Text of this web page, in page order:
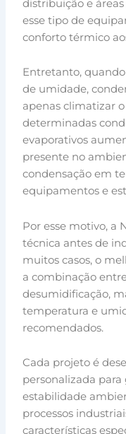
distribuição e
esse tipo de
conforto térmico
Entretanto,
de umidade,
apenas climatizar
determinadas
evaporativos
presente no
condensação em
equipamentos e
Por esse motivo, a
técnica antes de
muitos casos, o
a combinação
desumidificação,
temperatura e
recomendados.
Cada projeto é
personalizada
estabilidade
processos
características